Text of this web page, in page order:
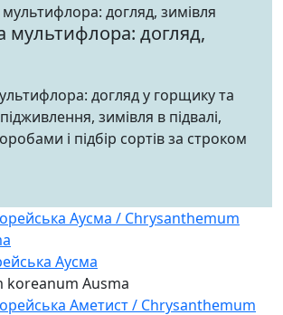
мультифлора: догляд,
догляд у горщику та
зимівля в підвалі,
і підбір сортів за строком
Аусма
koreanum Ausma